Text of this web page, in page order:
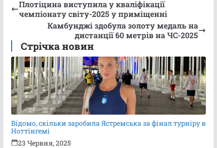
Плотіцина виступила у кваліфікації
чемпіонату світу-2025 у приміщенні
Камбунджі здобула золоту медаль на
дистанції 60 метрів на ЧС-2025
Стрічка новин
Відомо, скільки заробила Ястремська за фінал турніру в
Ноттінгемі
23 Червня, 2025